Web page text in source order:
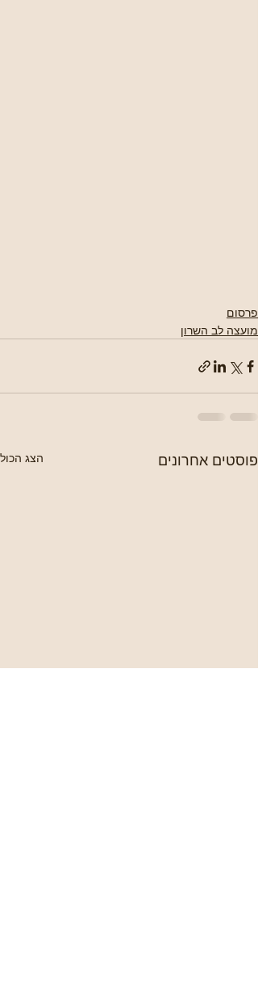
פרסום
מועצה לב השרון
פוסטים אחרונים הצג הכול